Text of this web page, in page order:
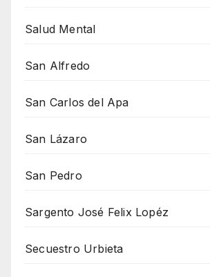
Salud Mental
San Alfredo
San Carlos del Apa
San Lázaro
San Pedro
Sargento José Felix Lopéz
Secuestro Urbieta